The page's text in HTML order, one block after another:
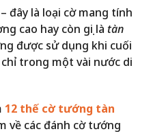
đây là loại cờ mang tính
cao hay còn gọi là tàn
được sử dụng khi cuối
trong một vài nước di
12 thế cờ tướng tàn
về các đánh cờ tướng